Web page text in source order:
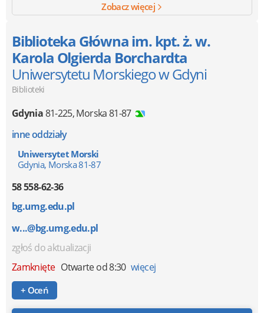
Zobacz więcej
Biblioteka Główna im. kpt. ż. w.
Karola Olgierda Borchardta
Uniwersytetu Morskiego w Gdyni
Biblioteki
Gdynia81-225,Morska 81-87
inne oddziały
Uniwersytet Morski
Gdynia, Morska 81-87
58 558-62-36
bg.umg.edu.pl
w...@bg.umg.edu.pl
zgłoś do aktualizacji
Zamknięte Otwarte od 8:30 więcej
+ Oceń